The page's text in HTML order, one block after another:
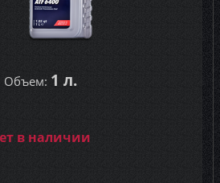
Объем: 1 л.
в наличии